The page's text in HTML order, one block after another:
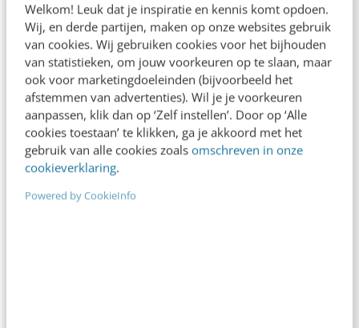
Welkom! Leuk dat je inspiratie en kennis komt opdoen.
Wij, en derde partijen, maken op onze websites gebruik
van cookies. Wij gebruiken cookies voor het bijhouden
van statistieken, om jouw voorkeuren op te slaan, maar
ook voor marketingdoeleinden (bijvoorbeeld het
afstemmen van advertenties). Wil je je voorkeuren
aanpassen, klik dan op ‘Zelf instellen’. Door op ‘Alle
cookies toestaan’ te klikken, ga je akkoord met het
gebruik van alle cookies zoals omschreven in onze
cookieverklaring.
Powered by CookieInfo